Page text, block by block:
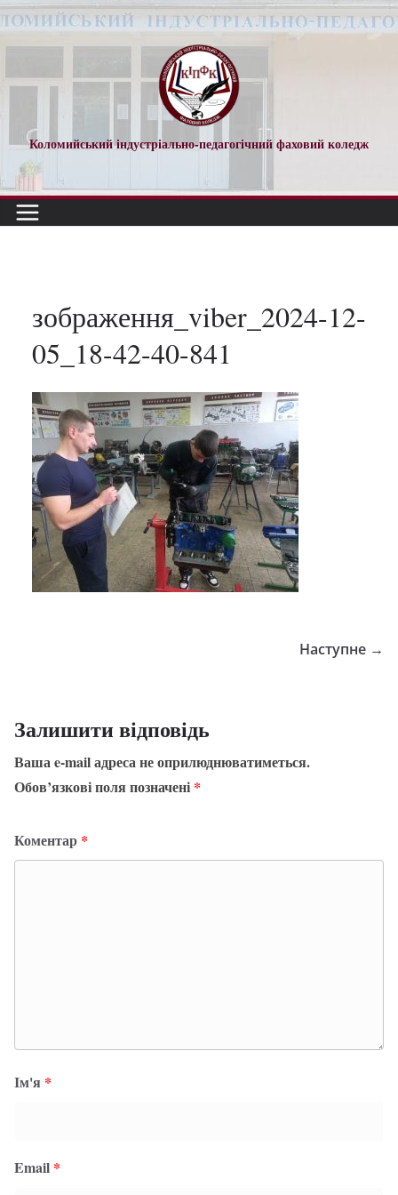
Перейти
до
Коломийський індустріально-педагогічний фаховий коледж
зображення_viber_2024-12-
05_18-42-40-841
Наступне →
Залишити відповідь
Ваша e-mail адреса не оприлюднюватиметься.
Обов’язкові поля позначені *
Коментар *
Ім'я *
Email *